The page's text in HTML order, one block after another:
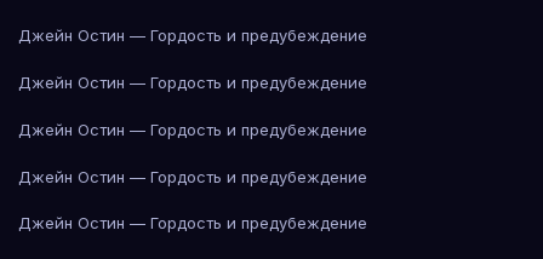
Джейн Остин — Гордость и предубеждение
Джейн Остин — Гордость и предубеждение
Джейн Остин — Гордость и предубеждение
Джейн Остин — Гордость и предубеждение
Джейн Остин — Гордость и предубеждение